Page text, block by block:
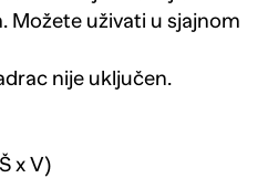
Možete uživati u sjajnom
nije uključen.
x V)